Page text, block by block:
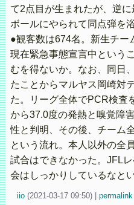
て2点目が生まれたが、逆
ボールにやられて同点弾を浴
●観客数は674名。新生チー
現在緊急事態宣言中という
むを得ないか。なお、同日
たことからマルヤス岡崎対
た。リーグ全体でPCR検査
から37.0度の発熱と嗅覚障
性と判明、その後、チーム
という流れ。本人以外の全
試合はできなかった。JFL
会はしっかりしているなと
iio (2021-03-17 09:50) permalink